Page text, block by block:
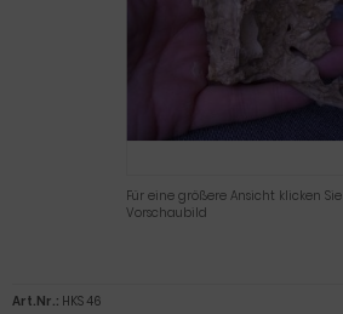
Für eine größere Ansicht klicken
Vorschaubild
Art.Nr.: HKS 46